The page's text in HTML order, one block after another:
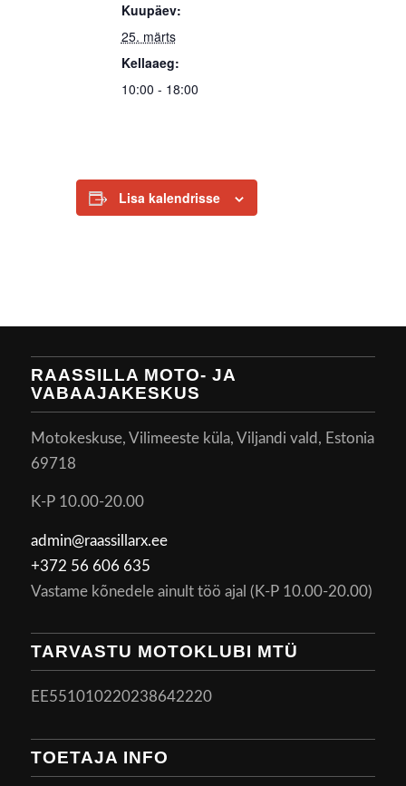
Kuupäev:
25. märts
Kellaaeg:
10:00 - 18:00
Lisa kalendrisse
RAASSILLA MOTO- JA
VABAAJAKESKUS
Motokeskuse, Vilimeeste küla, Viljandi vald, Estonia
69718
K-P 10.00-20.00
admin@raassillarx.ee
+372 56 606 635
Vastame kõnedele ainult töö ajal (K-P 10.00-20.00)
TARVASTU MOTOKLUBI MTÜ
EE551010220238642220
TOETAJA INFO